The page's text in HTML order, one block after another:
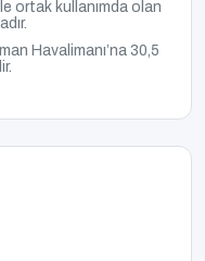
ortak kullanımda olan
Havalimanı’na 30,5